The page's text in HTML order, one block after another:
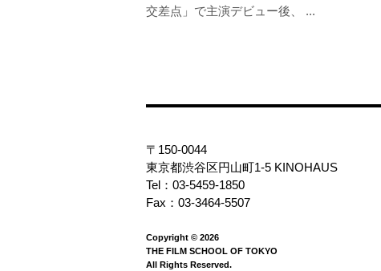
交差点」で主演デビュー後、 ...
〒150-0044
東京都渋谷区円山町1-5 KINOHAUS
Tel：03-5459-1850
Fax：03-3464-5507
Copyright © 2026
THE FILM SCHOOL OF TOKYO
All Rights Reserved.